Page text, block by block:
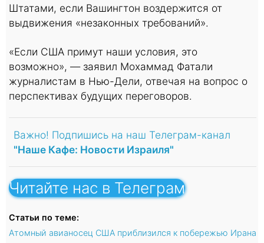
Штатами, если Вашингтон воздержится от
выдвижения «незаконных требований».
«Если США примут наши условия, это
возможно», — заявил Мохаммад Фатали
журналистам в Нью-Дели, отвечая на вопрос о
перспективах будущих переговоров.
Важно! Подпишись на наш Телеграм-канал
"Наше Кафе: Новости Израиля"
Читайте нас в Телеграм
Статьи по теме:
Атомный авианосец США приблизился к побережью Ирана